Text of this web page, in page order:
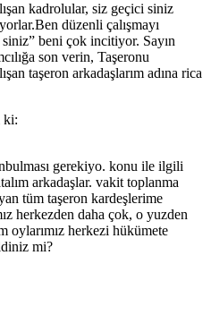
kadrolular, siz geçici siniz
düzenli çalışmayı
beni çok incitiyor. Sayın
son verin, Taşeronu
taşeron arkadaşlarım adına rica
ki:
gerekiyo. konu ile ilgili
arkadaşlar. vakit toplanma
tüm taşeron kardeşlerime
herkezden daha çok, o yuzden
oylarımız herkezi hükümete
mi?